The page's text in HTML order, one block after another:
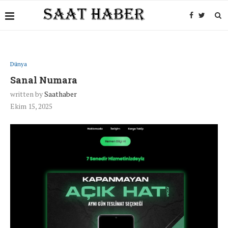
Dünya
Sanal Numara
written bySaathaber
Ekim 15, 2025